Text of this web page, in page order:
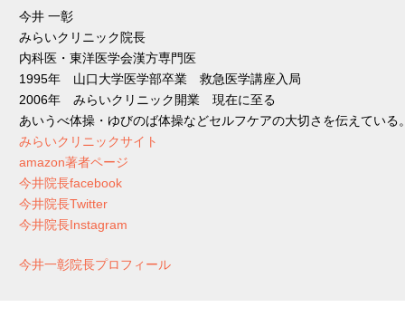
今井 一彰
みらいクリニック院長
内科医・東洋医学会漢方専門医
1995年 山口大学医学部卒業 救急医学講座入局
2006年 みらいクリニック開業 現在に至る
あいうべ体操・ゆびのば体操などセルフケアの大切さを伝えてい
みらいクリニックサイト
amazon著者ページ
今井院長facebook
今井院長Twitter
今井院長Instagram
今井一彰院長プロフィール